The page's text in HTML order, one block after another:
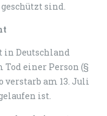
sind.
in Deutschland
einer Person (§
verstarb am 13. Juli
ist.